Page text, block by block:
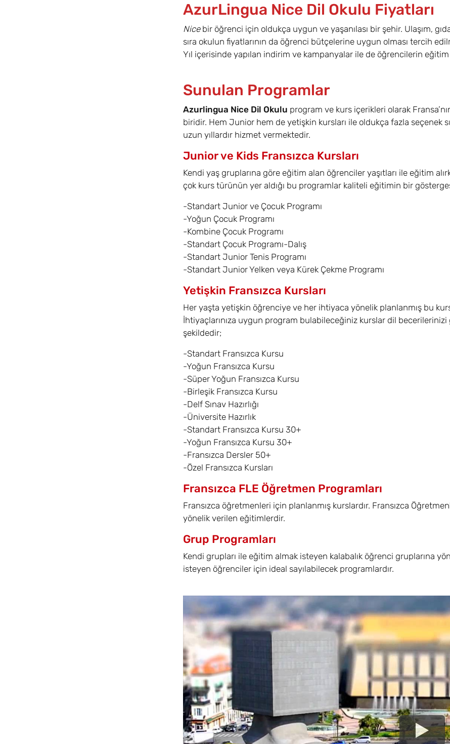
AzurLingua Nice Dil Okulu Fiyatları
Nicebir öğrenci için oldukça uygun ve yaşanılası bir şehir. Ulaşım,
sıra okulun fiyatlarının da öğrenci bütçelerine uygun olması tercih
Yıl içerisinde yapılan indirim ve kampanyalar ile de öğrencilerin
Sunulan Programlar
Azurlingua Nice Dil Okulu program ve kurs içerikleri olarak
biridir. Hem Junior hem de yetişkin kursları ile oldukça fazla
uzun yıllardır hizmet vermektedir.
Junior ve Kids Fransızca Kursları
Kendi yaş gruplarına göre eğitim alan öğrenciler yaşıtları ile eğitim
çok kurs türünün yer aldığı bu programlar kaliteli eğitimin bir
-Standart Junior ve Çocuk Programı
-Yoğun Çocuk Programı
-Kombine Çocuk Programı
-Standart Çocuk Programı-Dalış
-Standart Junior Tenis Programı
-Standart Junior Yelken veya Kürek Çekme Programı
Yetişkin Fransızca Kursları
Her yaşta yetişkin öğrenciye ve her ihtiyaca yönelik planlanmış bu
İhtiyaçlarınıza uygun program bulabileceğiniz kurslar dil
şekildedir;
-Standart Fransızca Kursu
-Yoğun Fransızca Kursu
-Süper Yoğun Fransızca Kursu
-Birleşik Fransızca Kursu
-Delf Sınav Hazırlığı
-Üniversite Hazırlık
-Standart Fransızca Kursu 30+
-Yoğun Fransızca Kursu 30+
-Fransızca Dersler 50+
-Özel Fransızca Kursları
Fransızca FLE Öğretmen Programları
Fransızca öğretmenleri için planlanmış kurslardır. Fransızca
yönelik verilen eğitimlerdir.
Grup Programları
Kendi grupları ile eğitim almak isteyen kalabalık öğrenci gruplarına
isteyen öğrenciler için ideal sayılabilecek programlardır.